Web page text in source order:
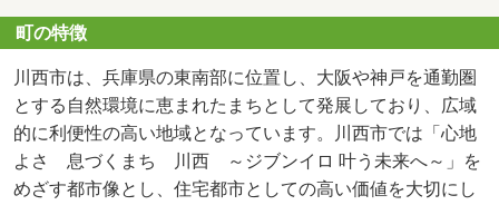
町の特徴
川西市は、兵庫県の東南部に位置し、大阪や神戸を通勤圏
とする自然環境に恵まれたまちとして発展しており、広域
的に利便性の高い地域となっています。川西市では「心地
よさ 息づくまち 川西 ～ジブンイロ 叶う未来へ～」を
めざす都市像とし、住宅都市としての高い価値を大切にし